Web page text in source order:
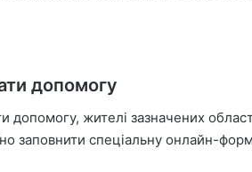
допомогу
допомогу, жителі зазначених
заповнити спеціальну онлайн-